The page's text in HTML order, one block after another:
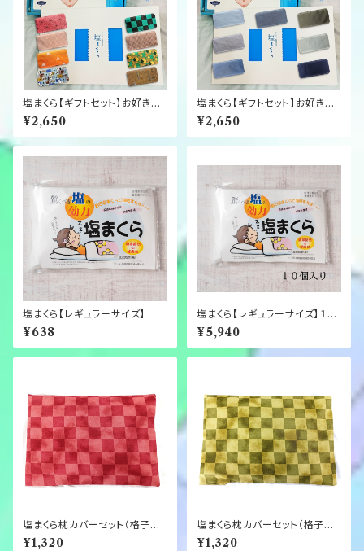
塩まくら【ギフトセット】お好きな
枕カバー（いずれも綿100％）２
枚選べる！
¥2,650
塩まくら【ギフトセット】お好きな
枕カバー（クールマックス）２枚
選べる！
¥2,650
塩まくら【レギュラーサイズ】
¥638
塩まくら【レギュラーサイズ】１０
個入り
¥5,940
塩まくら枕カバーセット（格子
柄 赤色）
¥1,320
塩まくら枕カバーセット（格子
柄 うぐいす）
¥1,320